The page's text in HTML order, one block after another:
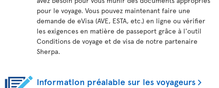
pour le voyage. Vous pouvez maintenant faire une
demande de eVisa (AVE, ESTA, etc.) en ligne ou vérifier
les exigences en matière de passeport grâce à l'outil
Conditions de voyage et de visa de notre partenaire
Sherpa.
Information préalable sur les voyageurs